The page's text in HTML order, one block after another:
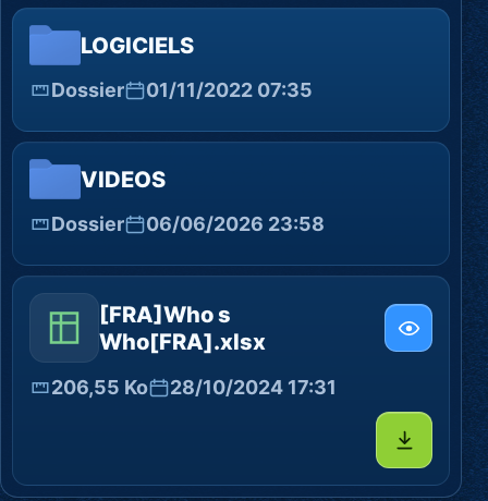
LOGICIELS
Dossier 01/11/2022 07:35
VIDEOS
Dossier 06/06/2026 23:58
[FRA]Who s
Who[FRA].xlsx
206,55 Ko 28/10/2024 17:31